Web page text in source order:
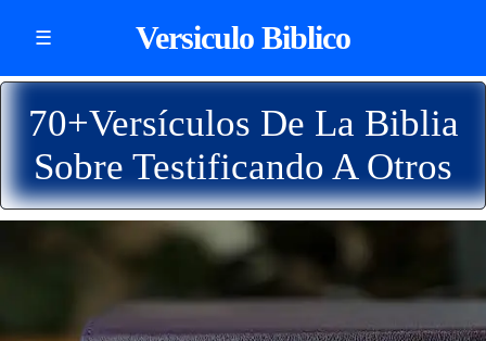
☰ Versiculo Biblico
70+Versículos De La Biblia
Sobre Testificando A Otros